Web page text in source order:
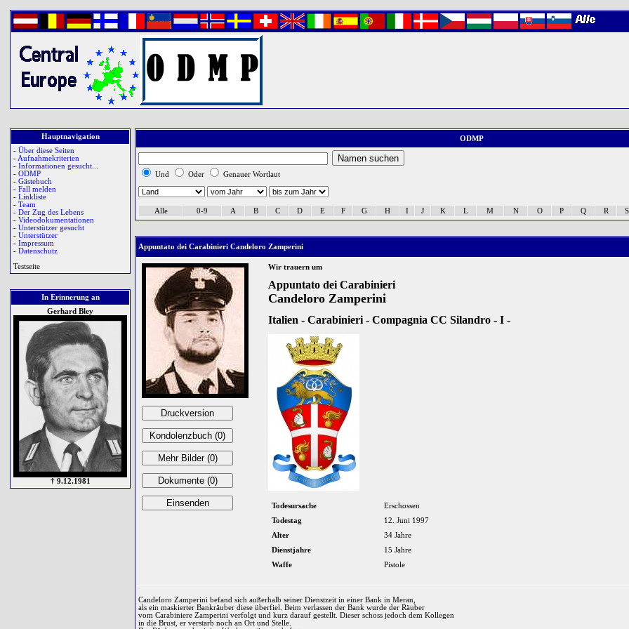
Hauptnavigation
- Über diese Seiten
- Aufnahmekriterien
- Informationen gesucht...
- ODMP
- Gästebuch
- Fall melden
- Linkliste
- Team
- Der Zug des Lebens
- Videodokumentationen
- Unterstützer gesucht
- Unterstützer
- Impressum
- Datenschutz
Testseite
In Erinnerung an
Gerhard Bley
† 9.12.1981
ODMP
Und Oder Genauer Wortlaut
Alle 0-9 A B C D E F G H I J K L M N O P Q R S
Appuntato dei Carabinieri Candeloro Zamperini
Wir trauern um
Appuntato dei Carabinieri
Candeloro Zamperini
Italien - Carabinieri - Compagnia CC Silandro - I -
Todesursache
Erschossen
Todestag
12. Juni 1997
Alter
34 Jahre
Dienstjahre
15 Jahre
Waffe
Pistole
Candeloro Zamperini befand sich außerhalb seiner Dienstzeit in einer Bank in Meran,
als ein maskierter Bankräuber diese überfiel. Beim verlassen der Bank wurde der Räuber
vom Carabiniere Zamperini verfolgt und kurz darauf gestellt. Dieser schoss jedoch dem Kollegen
in die Brust, er verstarb noch an Ort und Stelle.